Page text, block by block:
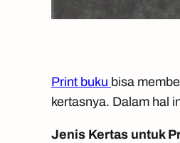
Print buku bisa
kertasnya. Dalam hal
Jenis Kertas untuk